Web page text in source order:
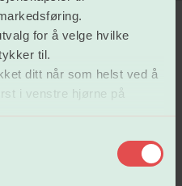
for å velge hvilke
til.
ditt når som helst ved å
i venstre hjørne på